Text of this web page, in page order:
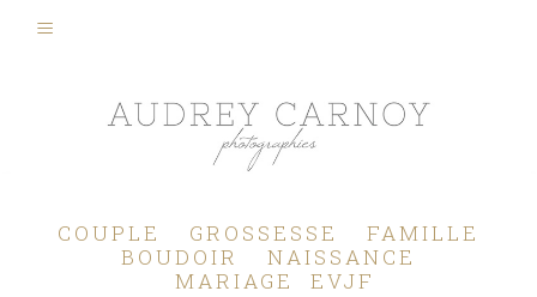
COUPLE GROSSESSE
FAMILLE
BOUDOIR
NAISSANCE
MARIAGE
EVJF